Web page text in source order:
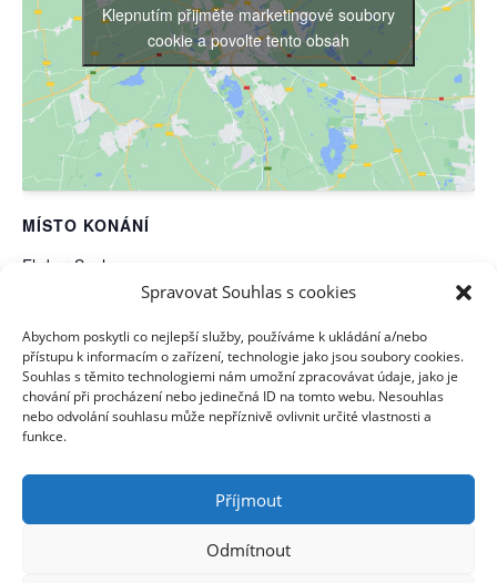
Spravovat Souhlas s cookies
Abychom poskytli co nejlepší služby, používáme k ukládání a/nebo
přístupu k informacím o zařízení, technologie jako jsou soubory cookies.
Souhlas s těmito technologiemi nám umožní zpracovávat údaje, jako je
chování při procházení nebo jedinečná ID na tomto webu. Nesouhlas
nebo odvolání souhlasu může nepříznivě ovlivnit určité vlastnosti a
funkce.
Příjmout
Odmítnout
MÍSTO KONÁNÍ
Ehrbar-Saal
Zobrazit web (Místo konání)
Klepnutím přijměte marketingové soubory
cookie a povolte tento obsah
KK // Přednáška Zdeňka Lukeše:
„Pražský hrad“
Sokol Vídeň XII/XV // Moravské
Zásady cookies (EU)
Zásady ochrany osobních údajů